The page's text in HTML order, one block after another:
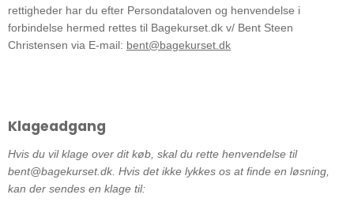
rettigheder har du efter Persondataloven og henvendelse i
forbindelse hermed rettes til Bagekurset.dk v/ Bent Steen
Christensen via E-mail: bent@bagekurset.dk
Klageadgang
Hvis du vil klage over dit køb, skal du rette henvendelse til
bent@bagekurset.dk . Hvis det ikke lykkes os at finde en løsning,
kan der sendes en klage til: